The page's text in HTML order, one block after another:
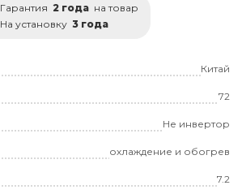
Гарантия 2 года на товар
На установку 3 года
Китай
72
Не инвертор
охлаждение и обогрев
7.2